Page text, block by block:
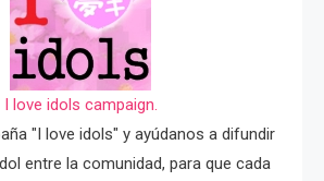
I love idols campaign.
"I love idols" y ayúdanos a difundir
entre la comunidad, para que cada